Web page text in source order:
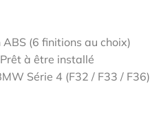
(6 finitions au choix)
à être installé
Série 4 (F32 / F33 / F36)